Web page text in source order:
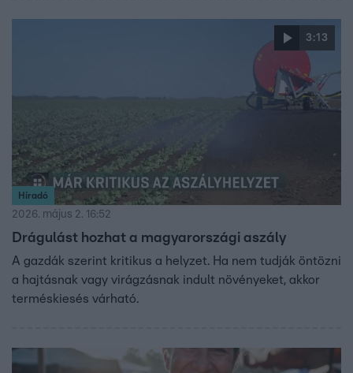
3:13
Híradó
2026. május 2. 16:52
Drágulást hozhat a magyarországi aszály
A gazdák szerint kritikus a helyzet. Ha nem tudják öntözni
a hajtásnak vagy virágzásnak indult növényeket, akkor
terméskiesés várható.